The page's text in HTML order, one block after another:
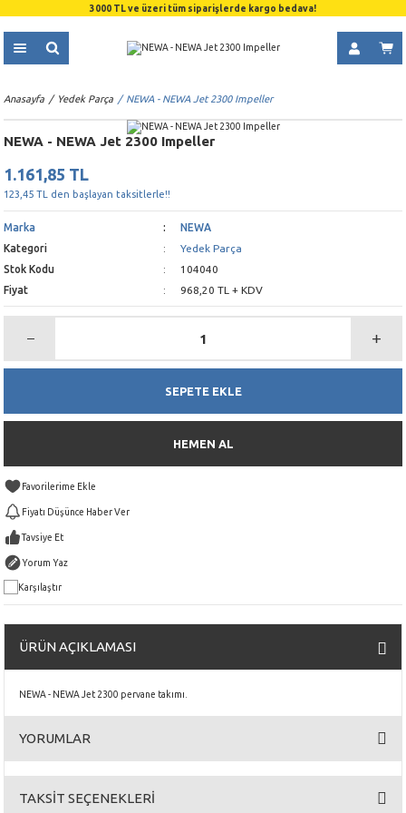
3000 TL ve üzeri tüm siparişlerde kargo bedava!
Anasayfa Yedek Parça NEWA - NEWA Jet 2300 Impeller
NEWA - NEWA Jet 2300 Impeller
1.161,85 TL
123,45 TL den başlayan taksitlerle!!
Marka
NEWA
Kategori
Yedek Parça
Stok Kodu
104040
Fiyat
968,20 TL + KDV
SEPETE EKLE
HEMEN AL
Fiyatı Düşünce Haber Ver
Tavsiye Et
Yorum Yaz
Karşılaştır
ÜRÜN AÇIKLAMASI
NEWA - NEWA Jet 2300 pervane takımı.
YORUMLAR
TAKSİT SEÇENEKLERİ